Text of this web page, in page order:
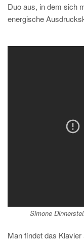
Duo aus, in dem sich
energische
Simone
Man findet das